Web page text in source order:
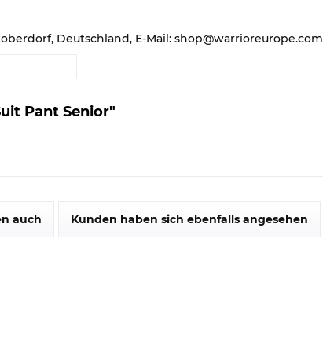
Deutschland, E-Mail: shop@warrioreurope.com
Pant Senior"
auch Kunden haben sich ebenfalls angesehen